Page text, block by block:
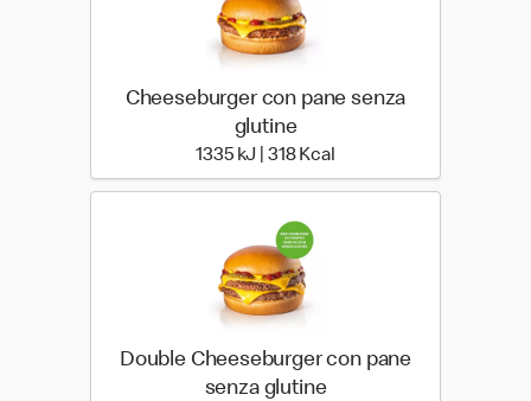
Cheeseburger con pane senza
glutine
1335 kJ | 318 Kcal
Double Cheeseburger con pane
senza glutine